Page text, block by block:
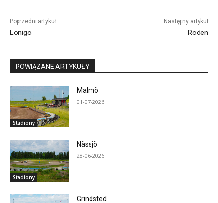
Poprzedni artykuł
Lonigo
Następny artykuł
Roden
POWIĄZANE ARTYKUŁY
Stadiony
Malmö
01-07-2026
Stadiony
Nässjö
28-06-2026
Grindsted